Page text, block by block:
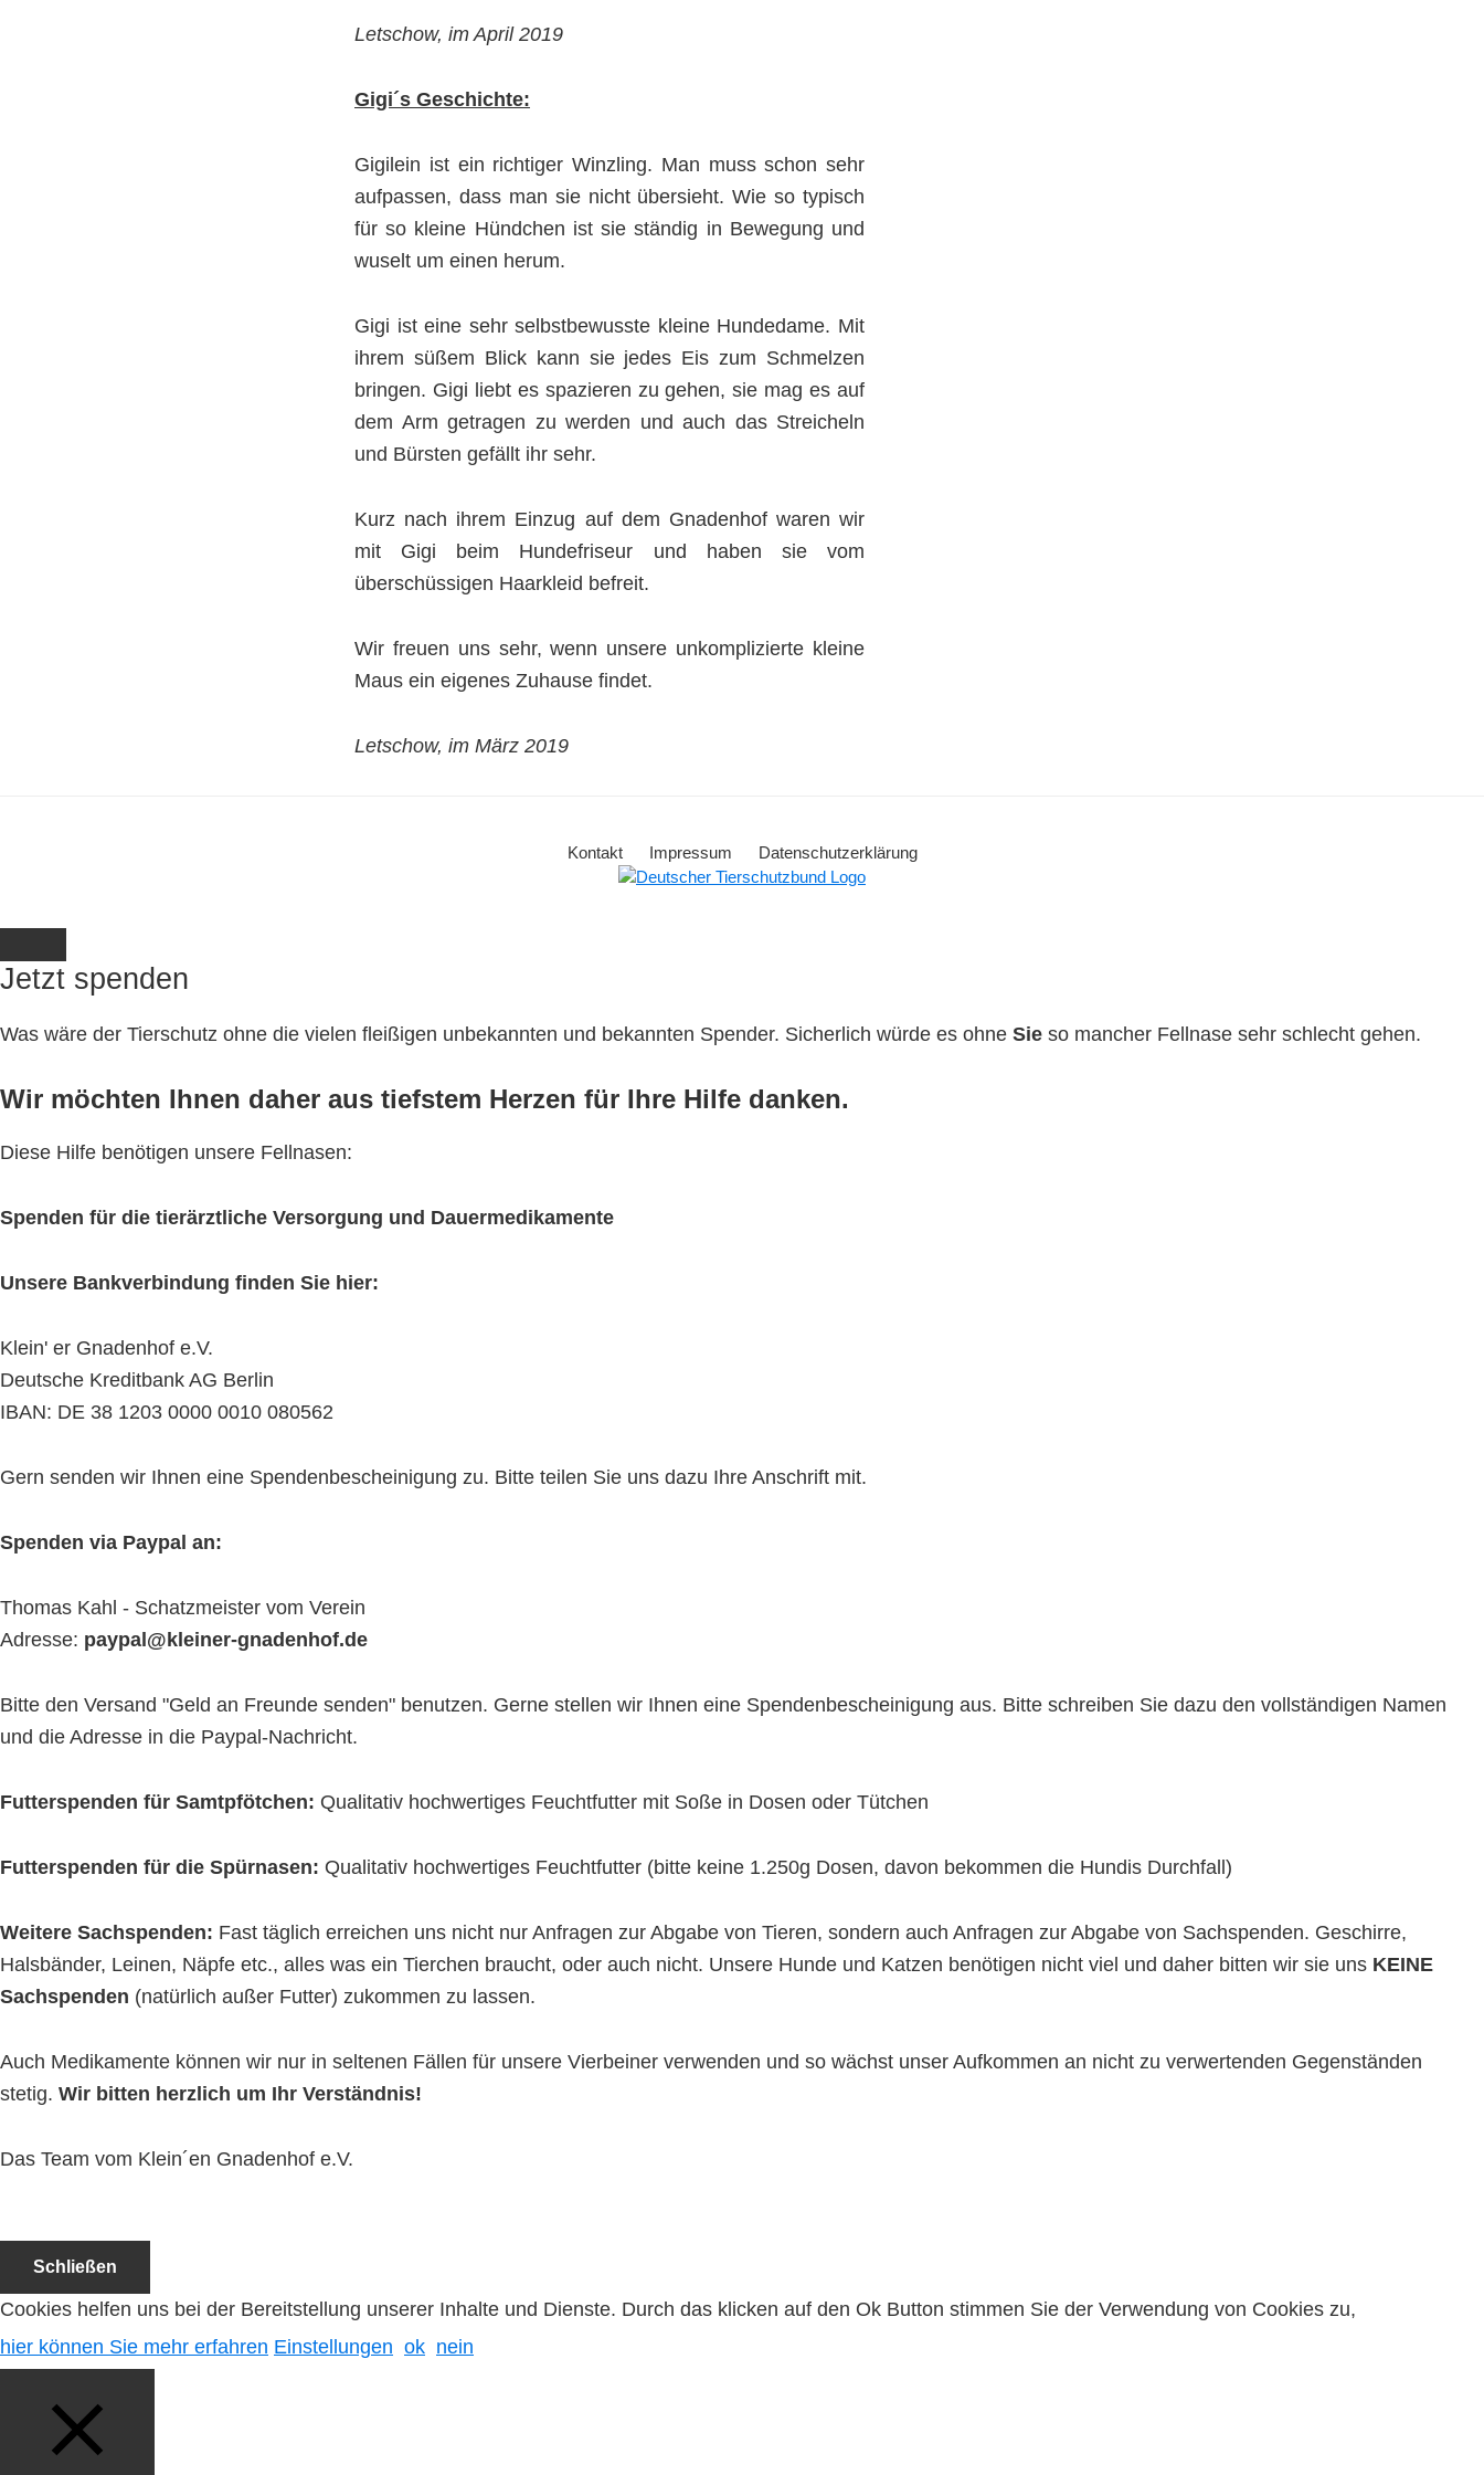
Letschow, im April 2019
Gigi´s Geschichte:
Gigilein ist ein richtiger Winzling. Man muss schon sehr
aufpassen, dass man sie nicht übersieht. Wie so typisch
für so kleine Hündchen ist sie ständig in Bewegung und
wuselt um einen herum.
Gigi ist eine sehr selbstbewusste kleine Hundedame. Mit
ihrem süßem Blick kann sie jedes Eis zum Schmelzen
bringen. Gigi liebt es spazieren zu gehen, sie mag es auf
dem Arm getragen zu werden und auch das Streicheln
und Bürsten gefällt ihr sehr.
Kurz nach ihrem Einzug auf dem Gnadenhof waren wir
mit Gigi beim Hundefriseur und haben sie vom
überschüssigen Haarkleid befreit.
Wir freuen uns sehr, wenn unsere unkomplizierte kleine
Maus ein eigenes Zuhause findet.
Letschow, im März 2019
Kontakt Impressum Datenschutzerklärung
Jetzt spenden
Was wäre der Tierschutz ohne die vielen fleißigen unbekannten und bekannten Spender. Sicherlich würde es ohne Sie so mancher Fellnase sehr schlecht gehen.
Wir möchten Ihnen daher aus tiefstem Herzen für Ihre Hilfe danken.
Diese Hilfe benötigen unsere Fellnasen:
Spenden für die tierärztliche Versorgung und Dauermedikamente
Unsere Bankverbindung finden Sie hier:
Klein' er Gnadenhof e.V.
Deutsche Kreditbank AG Berlin
IBAN: DE 38 1203 0000 0010 080562
Gern senden wir Ihnen eine Spendenbescheinigung zu. Bitte teilen Sie uns dazu Ihre Anschrift mit.
Spenden via Paypal an:
Thomas Kahl - Schatzmeister vom Verein
Adresse: paypal@kleiner-gnadenhof.de
Bitte den Versand "Geld an Freunde senden" benutzen. Gerne stellen wir Ihnen eine Spendenbescheinigung aus. Bitte schreiben Sie dazu den vollständigen Namen
und die Adresse in die Paypal-Nachricht.
Futterspenden für Samtpfötchen: Qualitativ hochwertiges Feuchtfutter mit Soße in Dosen oder Tütchen
Futterspenden für die Spürnasen: Qualitativ hochwertiges Feuchtfutter (bitte keine 1.250g Dosen, davon bekommen die Hundis Durchfall)
Weitere Sachspenden: Fast täglich erreichen uns nicht nur Anfragen zur Abgabe von Tieren, sondern auch Anfragen zur Abgabe von Sachspenden. Geschirre,
Halsbänder, Leinen, Näpfe etc., alles was ein Tierchen braucht, oder auch nicht. Unsere Hunde und Katzen benötigen nicht viel und daher bitten wir sie uns KEINE
Sachspenden (natürlich außer Futter) zukommen zu lassen.
Auch Medikamente können wir nur in seltenen Fällen für unsere Vierbeiner verwenden und so wächst unser Aufkommen an nicht zu verwertenden Gegenständen
stetig. Wir bitten herzlich um Ihr Verständnis!
Das Team vom Klein´en Gnadenhof e.V.
Schließen
Cookies helfen uns bei der Bereitstellung unserer Inhalte und Dienste. Durch das klicken auf den Ok Button stimmen Sie der Verwendung von Cookies zu,
hier können Sie mehr erfahren Einstellungen ok nein